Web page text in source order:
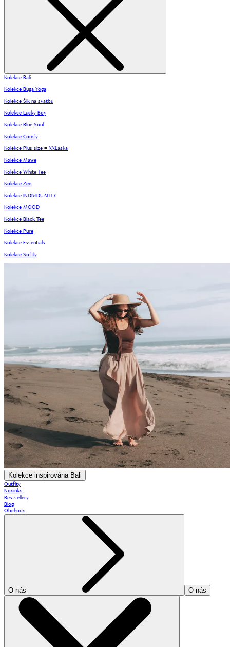
Kolekce Bali
Kolekce Buga Yoga
Kolekce Šik na svatbu
Kolekce Lucky Boy
Kolekce Blue Soul
Kolekce Comfy
Kolekce Plus size = XXLáska
Kolekce Mawe
Kolekce White Tee
Kolekce Zen
Kolekce INDIVIDUALITY
Kolekce MOOD
Kolekce Black Tee
Kolekce Pure
Kolekce Essentials
Kolekce Softly
Kolekce inspirována Bali
Outfity
Novinky
Bestsellery
Blog
Obchody
O nás O nás